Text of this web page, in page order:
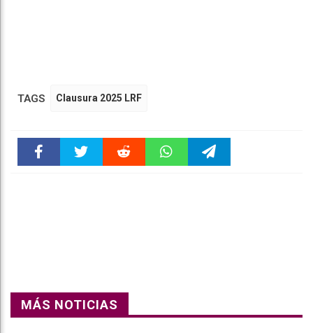
TAGS Clausura 2025 LRF
MÁS NOTICIAS